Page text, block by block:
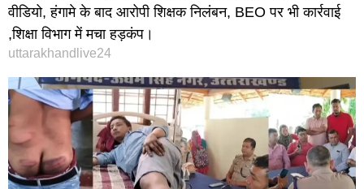
वीडियो, हंगामे के बाद आरोपी शिक्षक निलंबन, BEO पर भी कार्रवाई
,शिक्षा विभाग में मचा हड़कंप।
uttarakhandlive24